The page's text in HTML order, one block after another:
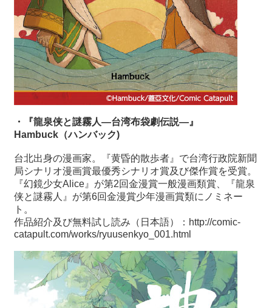
・『龍泉侠と謎霧人―台湾布袋劇伝説―』
Hambuck （ハンバック)
台北出身の漫画家。『黄昏的散歩者』で台湾行政院新聞
局シナリオ漫画賞最優秀シナリオ賞及び傑作賞を受賞。
『幻鏡少女Alice 』が第2回金漫賞一般漫画類賞、『龍泉
侠と謎霧人』が第6回金漫賞少年漫画賞類にノミネー
ト。
作品紹介及び無料試し読み（日本語）： http://comic-
catapult.com/works/ryuusenkyo_001.html